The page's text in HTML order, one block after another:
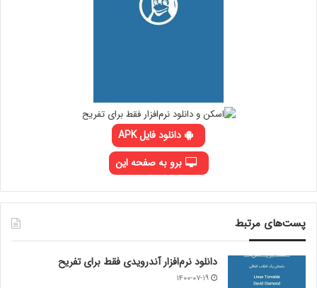
دانلود فایل APK
برو به صفحه این
پست‌های مرتبط
دانلود نرم‌افزار آندرویدی فقط برای تفریح
۱۴۰۰-۰۷-۱۹